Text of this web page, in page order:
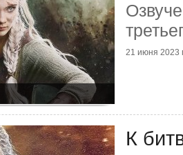
21 июня 2023
К